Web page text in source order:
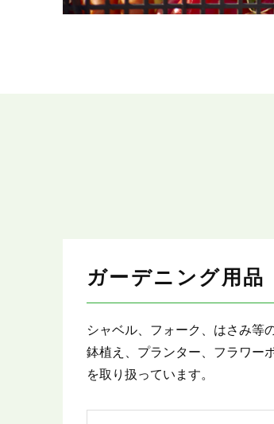
ガーデニング用品
シャベル、フォーク、はさみ等
鉢植え、プランター、フラワー
を取り扱っています。